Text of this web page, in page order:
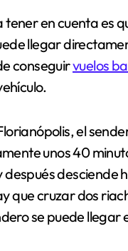
tener en cuenta es
llegar
conseguirvuelos
el
unos 40
después desciende
que cruzar dos
se puede llegar